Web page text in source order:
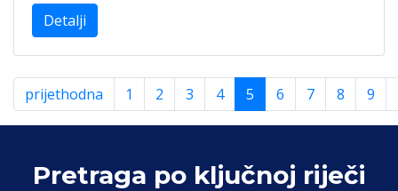
Detalji
prijethodna 1 2 3 4 5 6 7 8 9
Pretraga po ključnoj riječi